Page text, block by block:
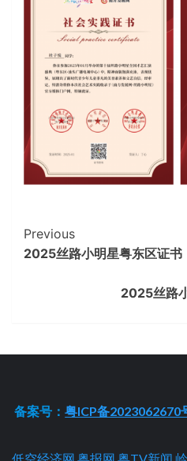
Continue
Reading
Previous
2025丝路小明星粤东区证书
2025丝路
备案号：粤ICP备2023062670
低空经济网 粤报网 粤TV新闻